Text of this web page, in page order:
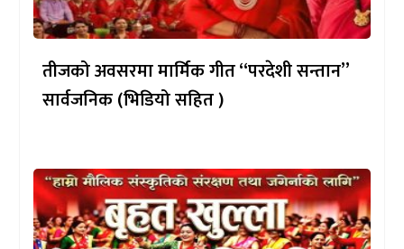
तीजको अवसरमा मार्मिक गीत “परदेशी सन्तान”
सार्वजनिक (भिडियो सहित )